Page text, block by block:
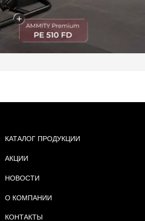
КАТАЛОГ ПРОДУКЦИИ
АКЦИИ
НОВОСТИ
О КОМПАНИИ
КОНТАКТЫ